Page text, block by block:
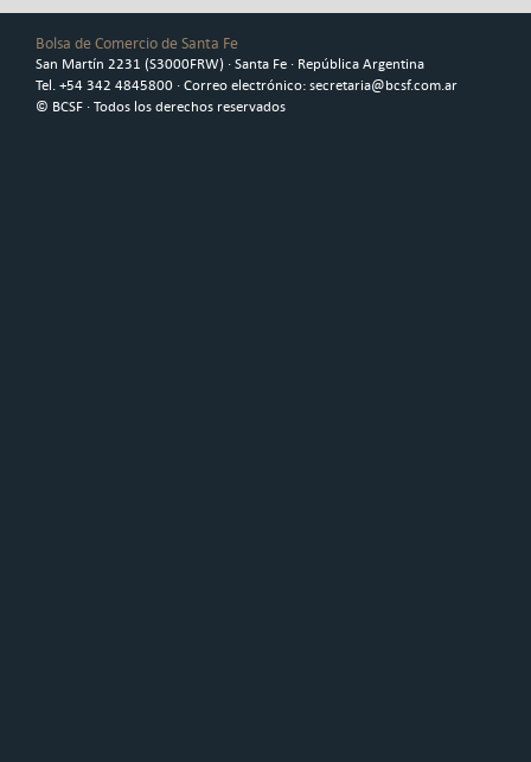
Bolsa de Comercio de Santa Fe
San Martín 2231 (S3000FRW) · Santa Fe · República Argentina
Tel. +54 342 4845800 · Correo electrónico: secretaria@bcsf.com.ar
© BCSF · Todos los derechos reservados